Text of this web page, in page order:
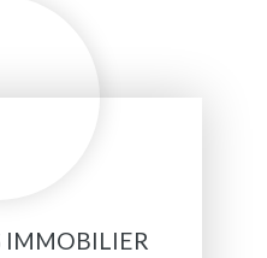
IMMOBILIER